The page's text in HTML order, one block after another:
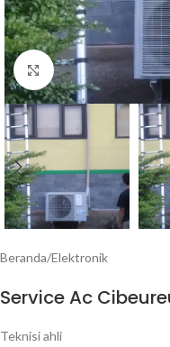
Click to enlarge
Beranda/Elektronik
Service Ac
Teknisi ahli